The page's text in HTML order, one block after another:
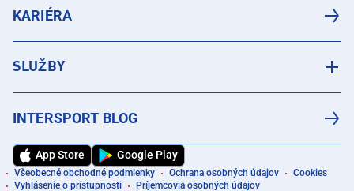
KARIÉRA
SLUŽBY
INTERSPORT BLOG
App Store Google Play
Všeobecné obchodné podmienky Ochrana osobných údajov
Cookies
Vyhlásenie o prístupnosti
Príjemcovia osobných údajov